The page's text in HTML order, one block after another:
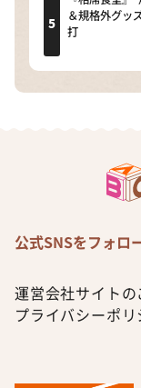
＆規格外グッ
打
公式SNSをフォロ
運営会社サイト
プライバシーポリ